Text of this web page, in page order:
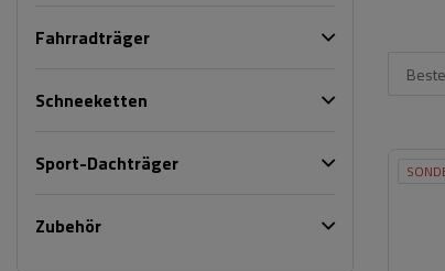
Fahrradträger
Schneeketten
Sport-Dachträger
Zubehör